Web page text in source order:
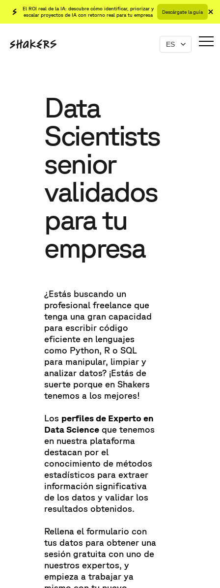
El ROI real de la IA: descubre cómo identificar, priorizar y
escalar proyectos de IA con retorno real para tu empresa
Descárgate la guía
Data
Scientists
senior
validados
para tu
empresa
¿Estás buscando un
profesional freelance que
tenga una gran capacidad
para escribir código
eficiente en lenguajes
como Python, R o SQL
para manipular, limpiar y
analizar datos? ¡Estás de
suerte porque en Shakers
tenemos a los mejores!
Los perfiles de Experto en
Data Science que tenemos
en nuestra plataforma
destacan por el
conocimiento de métodos
estadísticos para extraer
información significativa
de los datos y validar los
resultados obtenidos.
Rellena el formulario con
tus datos para obtener una
sesión gratuita con uno de
nuestros expertos, y
empieza a trabajar ya